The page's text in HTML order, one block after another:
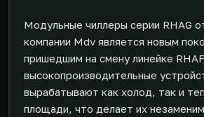
Модульные чиллеры серии RHAG
компании Mdv является новым
пришедшим на смену линейке
высокопроизводительные
вырабатывают как холод, так и
площади, что делает их